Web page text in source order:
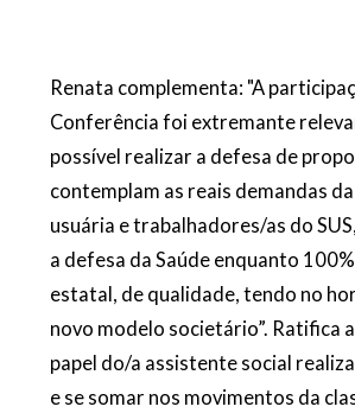
Renata complementa: "A
Conferência foi extremante
possível realizar a defesa de
contemplam as reais demandas
usuária e trabalhadores/as do
a defesa da Saúde enquanto
estatal, de qualidade, tendo no
novo modelo societário”. Ratifica
papel do/a assistente social
e se somar nos movimentos da